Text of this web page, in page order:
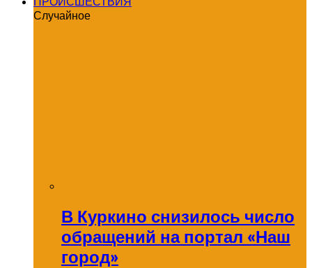
Случайное
В Куркино снизилось число
обращений на портал «Наш
город»